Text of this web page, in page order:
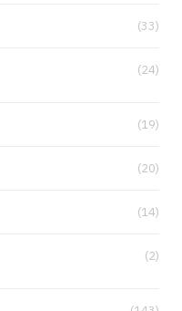
(33)
(24)
(19)
(20)
(14)
(2)